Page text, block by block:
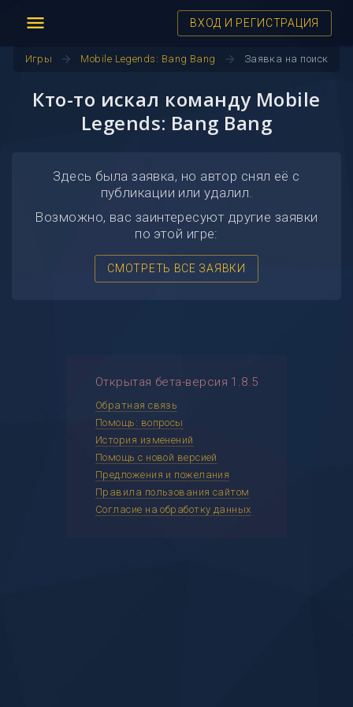
menu ВХОД И РЕГИСТРАЦИЯ
Игры arrow_forward Mobile Legends: Bang Bang arrow_forward Заявка на поиск
Кто-то искал команду Mobile
Legends: Bang Bang
Здесь была заявка, но автор снял её с
публикации или удалил.
Возможно, вас заинтересуют другие заявки
по этой игре:
СМОТРЕТЬ ВСЕ ЗАЯВКИ
Открытая бета-версия 1.8.5
Обратная связь
Помощь: вопросы
История изменений
Помощь с новой версией
Предложения и пожелания
Правила пользования сайтом
Согласие на обработку данных